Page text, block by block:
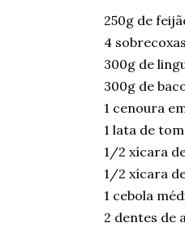
250g de
4
300g de
300g de
1 cenoura
1 lata de
1/2 xícara
1/2 xícara
1 cebola
2 dentes de